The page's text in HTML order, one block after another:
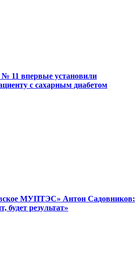
№ 11 впервые установили
с сахарным диабетом
МУПТЭС» Антон Садовников:
будет результат»